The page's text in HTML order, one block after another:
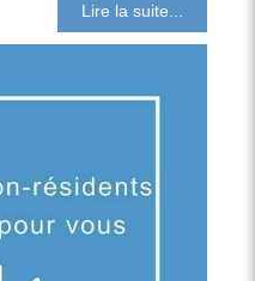
Lire la suite...